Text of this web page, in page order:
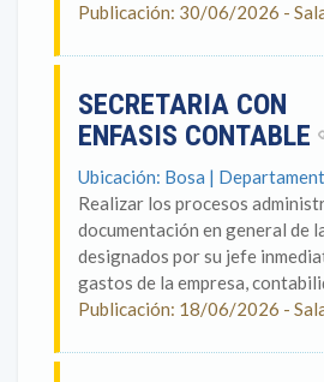
Publicación: 30/06/2026 -
SECRETARIA CON
ENFASIS CONTABLE
Ubicación: Bosa |
Realizar los procesos
documentación en general de
designados por su jefe
gastos de la empresa,
Publicación: 18/06/2026 -